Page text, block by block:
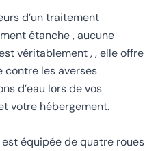
d’un traitement
étanche , aucune
véritablement , , elle offre
les averses
d’eau lors de vos
votre hébergement.
équipée de quatre roues